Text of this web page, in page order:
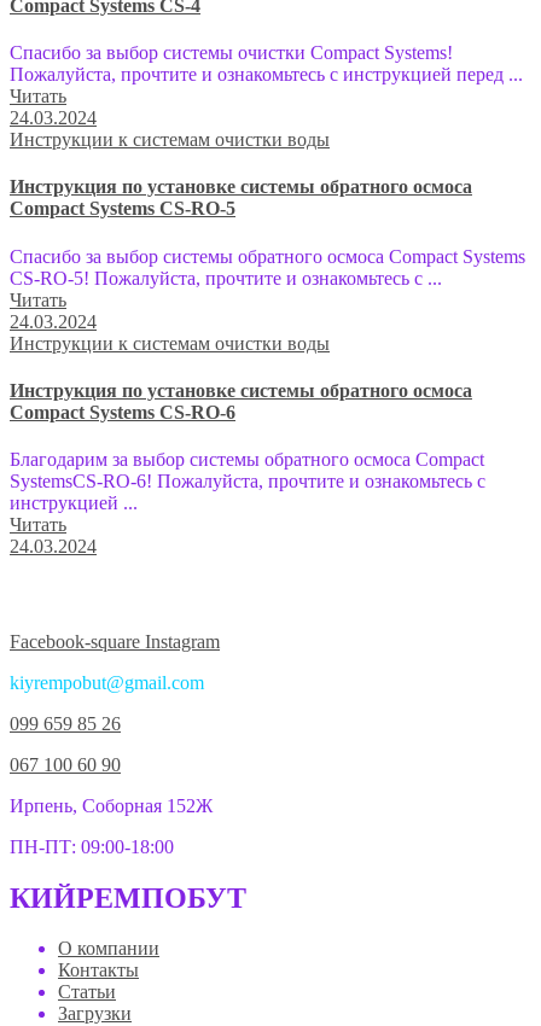
Compact Systems CS-4
Спасибо за выбор системы очистки Compact Systems!
Пожалуйста, прочтите и ознакомьтесь с инструкцией перед ...
Читать
24.03.2024
Инструкции к системам очистки воды
Инструкция по установке системы обратного осмоса
Compact Systems CS-RO-5
Спасибо за выбор системы обратного осмоса Compact Systems
CS-RO-5! Пожалуйста, прочтите и ознакомьтесь с ...
Читать
24.03.2024
Инструкции к системам очистки воды
Инструкция по установке системы обратного осмоса
Compact Systems CS-RO-6
Благодарим за выбор системы обратного осмоса Compact
SystemsCS-RO-6! Пожалуйста, прочтите и ознакомьтесь с
инструкцией ...
Читать
24.03.2024
Facebook-square Instagram
kiyrempobut@gmail.com
099 659 85 26
067 100 60 90
Ирпень, Соборная 152Ж
ПН-ПТ: 09:00-18:00
КИЙРЕМПОБУТ
О компании
Контакты
Статьи
Загрузки